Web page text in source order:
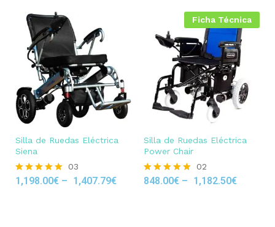
Silla de Ruedas Eléctrica
Siena
Rated
03
1,198.00€ – 1,407.79€
Ficha Técnica
Silla de Ruedas Eléctrica
Power Chair
Rated
02
848.00€ – 1,182.50€